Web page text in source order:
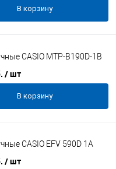
В корзину
CASIO MTP-B190D-1B
/ шт
В корзину
CASIO EFV 590D 1A
/ шт